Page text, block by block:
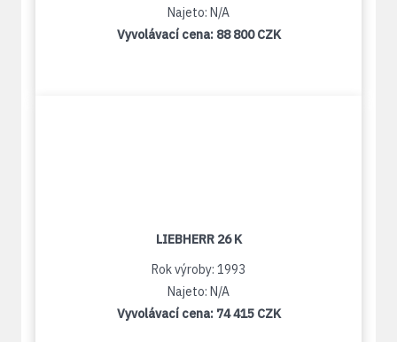
Najeto: N/A
Vyvolávací cena: 88 800 CZK
LIEBHERR 26 K
Rok výroby: 1993
Najeto: N/A
Vyvolávací cena: 74 415 CZK